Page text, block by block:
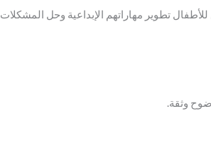
تطوير مهاراتهم الإبداعية وحل المشكلات
وثقة.